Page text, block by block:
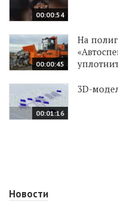
00:00:54
00:00:45
На
00:01:16
3D-
Новости